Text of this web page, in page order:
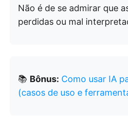
Não é de se admirar que
perdidas ou mal
📚 Bônus: Como usar IA
(casos de uso e